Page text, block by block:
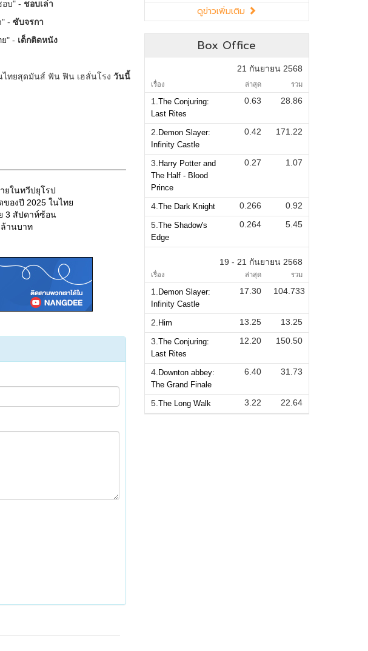
ดูข่าวเพิ่มเติม
Box Office
21 กันยายน 2568
เรื่อง ล่าสุด รวม
1. The Conjuring:
Last Rites
0.63 28.86
2. Demon Slayer:
Infinity Castle
0.42 171.22
3. Harry Potter and
The Half - Blood
Prince
0.27 1.07
4. The Dark Knight 0.266
0.92
5. The Shadow's
Edge
0.264 5.45
19 - 21 กันยายน 2568
เรื่อง ล่าสุด รวม
1. Demon Slayer:
Infinity Castle
17.30 104.733
2. Him 13.25
13.25
3. The Conjuring:
Last Rites
12.20 150.50
4. Downton abbey:
The Grand Finale
6.40 31.73
5. The Long Walk 3.22 22.64